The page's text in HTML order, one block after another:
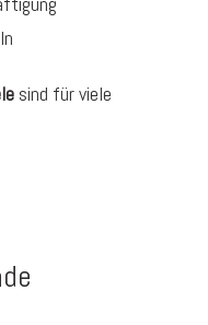
sind für viele